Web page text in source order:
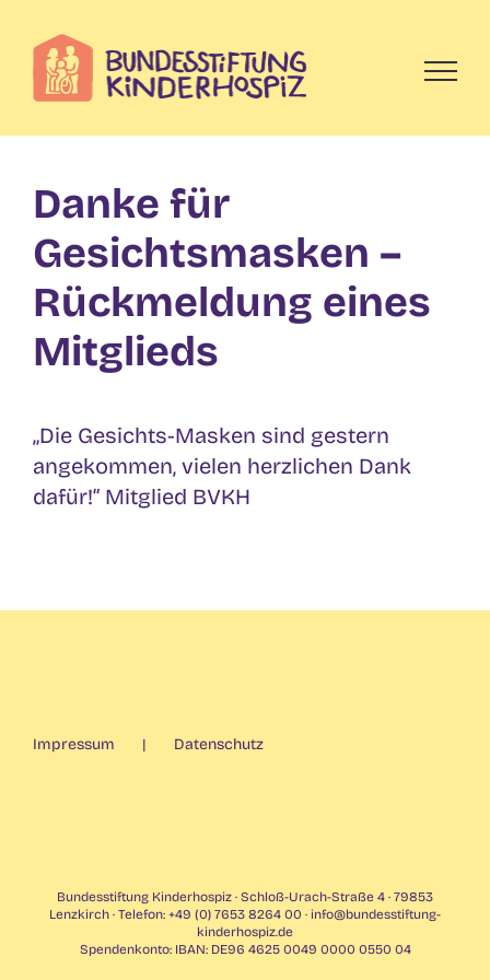
content
Danke für
Gesichtsmasken –
Rückmeldung eines
Mitglieds
„Die Gesichts-Masken sind gestern
angekommen, vielen herzlichen Dank
dafür!“ Mitglied BVKH
Impressum Datenschutz
Bundesstiftung Kinderhospiz · Schloß-Urach-Straße 4 · 79853
Lenzkirch · Telefon: +49 (0) 7653 8264 00 · info@bundesstiftung-
kinderhospiz.de
Spendenkonto: IBAN: DE96 4625 0049 0000 0550 04